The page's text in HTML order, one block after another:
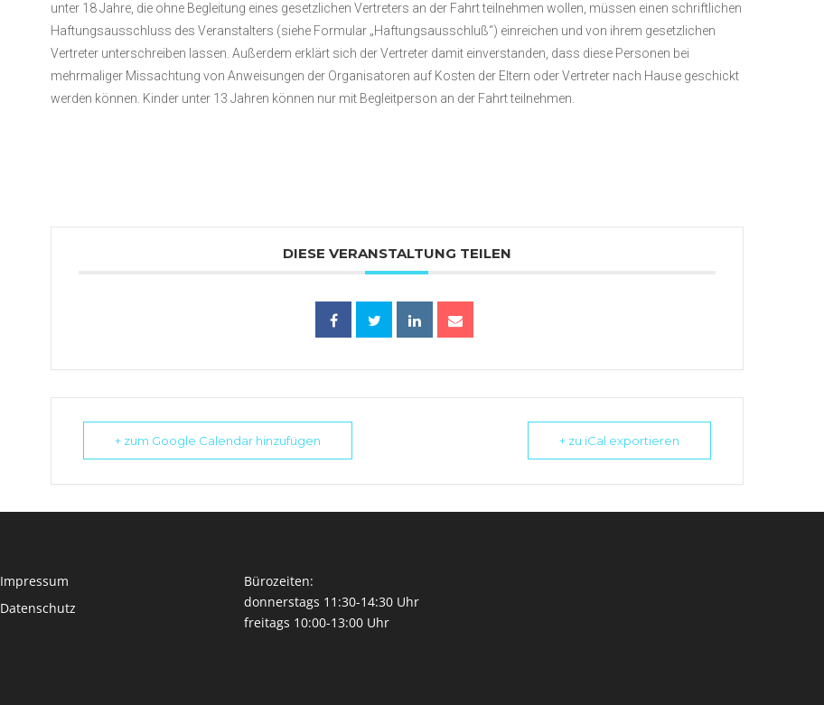
unter 18 Jahre, die ohne Begleitung eines gesetzlichen Vertreters an der Fahrt teilnehmen wollen, müssen einen schriftlichen
Haftungsausschluss des Veranstalters (siehe Formular „Haftungsausschluß“) einreichen und von ihrem gesetzlichen
Vertreter unterschreiben lassen. Außerdem erklärt sich der Vertreter damit einverstanden, dass diese Personen bei
mehrmaliger Missachtung von Anweisungen der Organisatoren auf Kosten der Eltern oder Vertreter nach Hause geschickt
werden können. Kinder unter 13 Jahren können nur mit Begleitperson an der Fahrt teilnehmen.
DIESE VERANSTALTUNG TEILEN
+ zum Google Calendar hinzufügen + zu iCal exportieren
Impressum
Datenschutz
Bürozeiten:
donnerstags 11:30-14:30 Uhr
freitags 10:00-13:00 Uhr